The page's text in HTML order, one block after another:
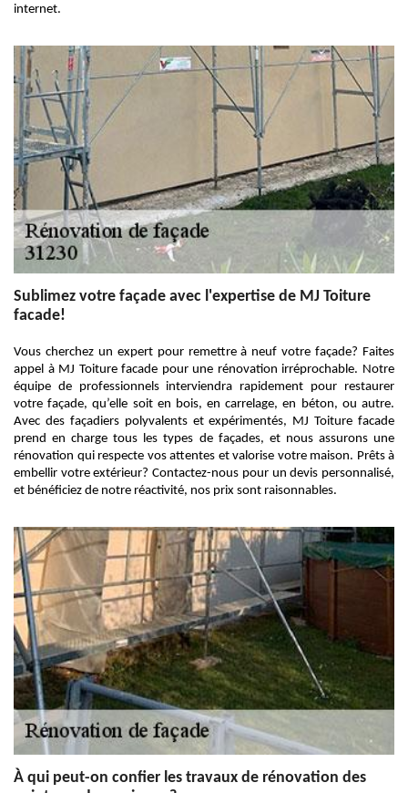
internet.
Sublimez votre façade avec l'expertise de MJ Toiture
facade!
Vous cherchez un expert pour remettre à neuf votre façade? Faites
appel à MJ Toiture facade pour une rénovation irréprochable. Notre
équipe de professionnels interviendra rapidement pour restaurer
votre façade, qu’elle soit en bois, en carrelage, en béton, ou autre.
Avec des façadiers polyvalents et expérimentés, MJ Toiture facade
prend en charge tous les types de façades, et nous assurons une
rénovation qui respecte vos attentes et valorise votre maison. Prêts à
embellir votre extérieur? Contactez-nous pour un devis personnalisé,
et bénéficiez de notre réactivité, nos prix sont raisonnables.
À qui peut-on confier les travaux de rénovation des